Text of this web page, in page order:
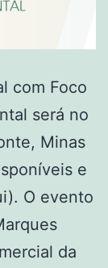
com Foco
será no
Minas
e
O evento
da